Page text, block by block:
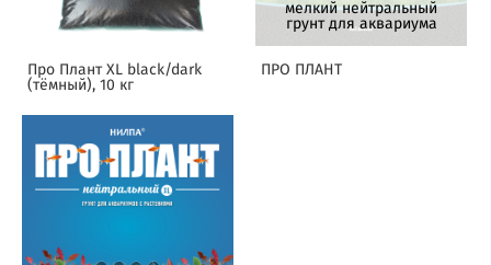
Про Плант XL black/dark
(тёмный), 10 кг
мелкий нейтральный
грунт для аквариума
ПРО ПЛАНТ